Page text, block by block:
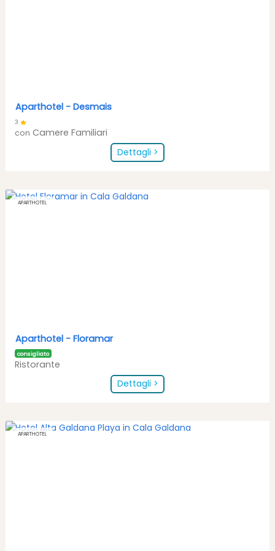
Aparthotel - Desmais
3
con Camere Familiari
Dettagli >
APARTHOTEL
Aparthotel - Floramar
consigliato
Ristorante
Dettagli >
APARTHOTEL